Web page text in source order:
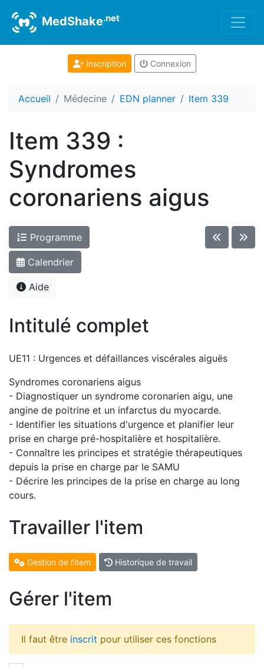
MedShake.net
Inscription Connexion
Accueil Médecine EDN planner Item 339
Item 339 :
Syndromes
coronariens aigus
Programme
Calendrier
Aide
Intitulé complet
UE11 : Urgences et défaillances viscérales aiguës
Syndromes coronariens aigus
- Diagnostiquer un syndrome coronarien aigu, une
angine de poitrine et un infarctus du myocarde.
- Identifier les situations d'urgence et planifier leur
prise en charge pré-hospitalière et hospitalière.
- Connaître les principes et stratégie thérapeutiques
depuis la prise en charge par le SAMU
- Décrire les principes de la prise en charge au long
cours.
Travailler l'item
Gestion de l'item Historique de travail
Gérer l'item
Il faut être inscrit pour utiliser ces fonctions